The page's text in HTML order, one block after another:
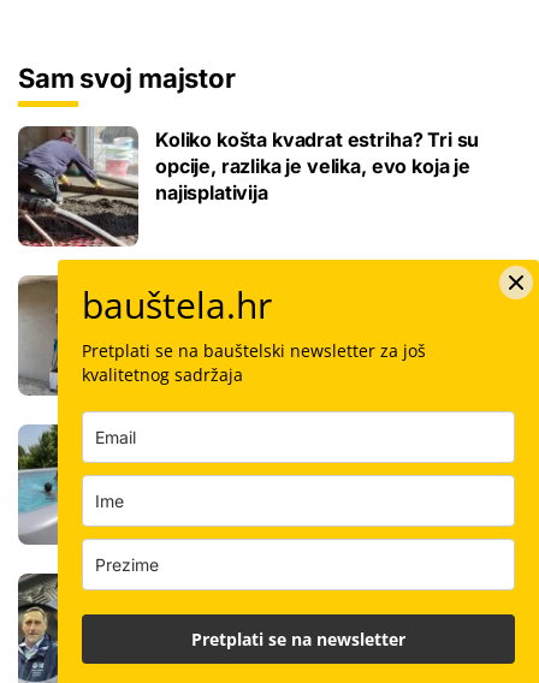
Sam svoj majstor
Koliko košta kvadrat estriha? Tri su
opcije, razlika je velika, evo koja je
najisplativija
Robotski stroj za žbukanje: Za 8 sati
odradi i do 400 kvadrata, a prate ga
samo dva bauštelca
Po rubu možete hodati, a od kutije do
Koliko košta keramičar za kvadrat
pločica: Cijenu određuju površina,
dimenzije keramike, ali i lokacija
bauštela.hr
Pretplati se na bauštelski newsletter za još
kvalitetnog sadržaja
Pretplati se na newsletter